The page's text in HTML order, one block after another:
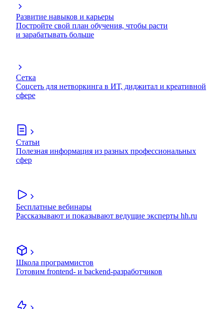
Развитие навыков и карьеры
Постройте свой план обучения, чтобы расти
и зарабатывать больше
Сетка
Соцсеть для нетворкинга в ИТ, диджитал и креативной
сфере
Статьи
Полезная информация из разных профессиональных
сфер
Бесплатные вебинары
Рассказывают и показывают ведущие эксперты hh.ru
Школа программистов
Готовим frontend- и backend-разработчиков